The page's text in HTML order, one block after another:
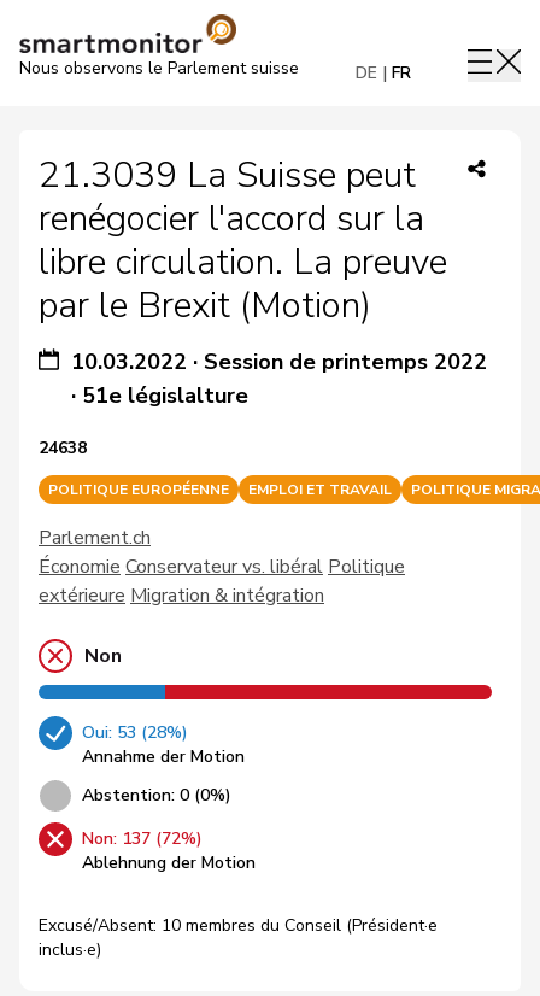
Nous observons le Parlement suisse DE FR
21.3039 La Suisse peut
renégocier l'accord sur la
libre circulation. La preuve
par le Brexit (Motion)
10.03.2022 · Session de printemps 2022
· 51e législalture
24638
POLITIQUE EUROPÉENNE EMPLOI ET TRAVAIL POLITIQUE
Parlement.ch
Économie Conservateur vs. libéral Politique
extérieure Migration & intégration
Non
Oui: 53 (28%)
Annahme der Motion
Abstention: 0 (0%)
Non: 137 (72%)
Ablehnung der Motion
Excusé/Absent: 10 membres du Conseil (Président·e
inclus·e)